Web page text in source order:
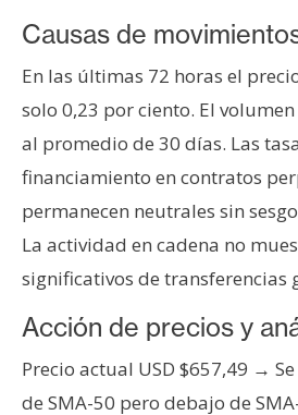
s
R
e
c
r
s
o
C
o
Causas de
En las últimas 72 horas el
solo 0,23 por ciento. El
al promedio de 30 días. Las
financiamiento en contratos
permanecen neutrales sin
La actividad en cadena no
significativos de transferencias
Acción de precios y
Precio actual USD $657,49 →
de SMA-50 pero debajo de